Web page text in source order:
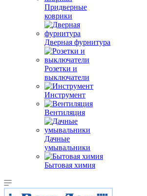
Придверные
коврики
Дверная фурнитура
Розетки и
выключатели
Инструмент
Вентиляция
Дачные
умывальники
Бытовая химия